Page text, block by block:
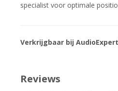
specialist voor optimale
Verkrijgbaar bij
Reviews